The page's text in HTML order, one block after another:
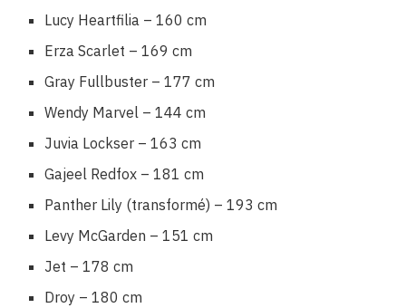
Lucy Heartfilia – 160 cm
Erza Scarlet – 169 cm
Gray Fullbuster – 177 cm
Wendy Marvel – 144 cm
Juvia Lockser – 163 cm
Gajeel Redfox – 181 cm
Panther Lily (transformé) – 193 cm
Levy McGarden – 151 cm
Jet – 178 cm
Droy – 180 cm